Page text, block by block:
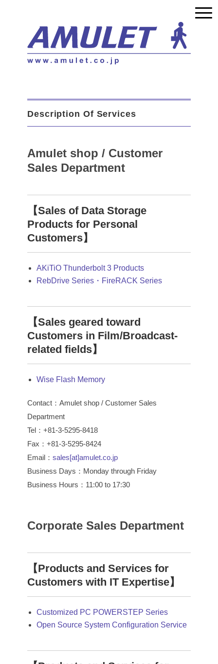
Description Of Services
Amulet shop / Customer
Sales Department
【Sales of Data Storage
Products for Personal
Customers】
AKiTiO Thunderbolt 3 Products
RebDrive Series・FireRACK Series
【Sales geared toward
Customers in Film/Broadcast-
related fields】
Wise Flash Memory
Contact：Amulet shop / Customer Sales
Department
Tel：+81-3-5295-8418
Fax：+81-3-5295-8424
Email： sales[at]amulet.co.jp
Business Days：Monday through Friday
Business Hours：11:00 to 17:30
Corporate Sales Department
【Products and Services for
Customers with IT Expertise】
Customized PC POWERSTEP Series
Open Source System Configuration Service